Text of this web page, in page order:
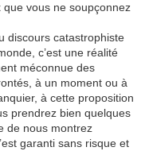
vous ne soupçonnez
discours catastrophiste
c’est une réalité
méconnue des
à un moment ou à
à cette proposition
prendrez bien quelques
de nous montrez
garanti sans risque et